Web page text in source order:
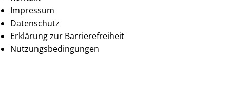
Impressum
Datenschutz
Erklärung zur Barrierefreiheit
Nutzungsbedingungen